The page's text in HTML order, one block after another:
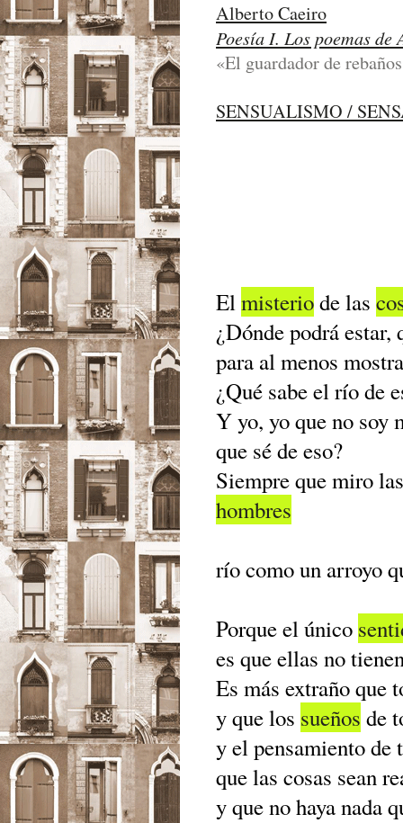
Alberto Caeiro
Poesía I. Los poemas
«El guardador de
SENSUALISMO /
Elmisteriode las
¿Dónde podrá estar,
para al menos
¿Qué sabe el río de
Y yo, yo que no soy
que sé de eso?
Siempre que miro
hombres
río como un arroyo
Porque el único
es que ellas no
Es más extraño que
y que los sueños de
y el pensamiento de
que las cosas sean
y que no haya nada